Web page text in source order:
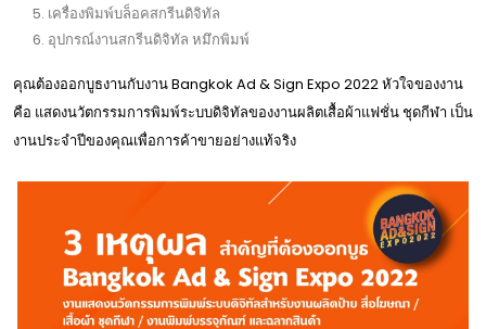
เครื่องพิมพ์บล็อคสกรีนดิจิทัล
อุปกรณ์งานสกรีนดิจิทัล หมึกพิมพ์
คุณต้องออกบูธงานกับงาน Bangkok Ad & Sign Expo 2022 หัวใจของงาน
คือ แสดงนวัตกรรมการพิมพ์ระบบดิจิทัลของงานผลิตเสื้อผ้าแฟชั่น ชุดกีฬา เป็น
งานประจำปีของคุณเพื่อการค้าขายอย่างแท้จริง